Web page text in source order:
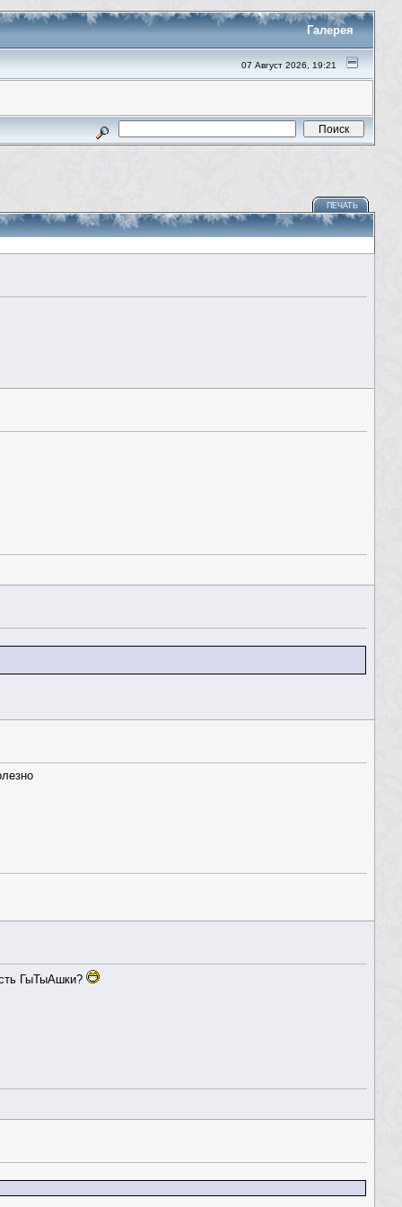
Галерея
07 Август 2026, 19:21
ПЕЧАТЬ
ГыТыАшки?